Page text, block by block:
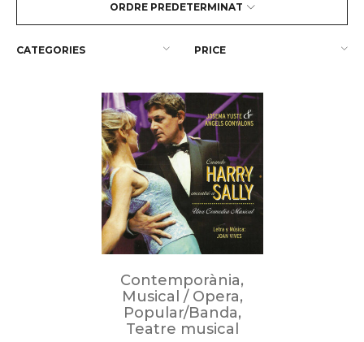
ORDRE PREDETERMINAT
CATEGORIES PRICE
Contemporània,
Musical / Opera,
Popular/Banda,
Teatre musical